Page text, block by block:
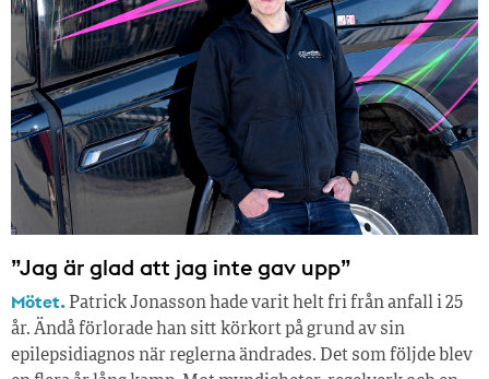
”Jag är glad att jag inte gav upp”
Mötet. Patrick Jonasson hade varit helt fri från anfall i 25
år. Ändå förlorade han sitt körkort på grund av sin
epilepsidiagnos när reglerna ändrades. Det som följde blev